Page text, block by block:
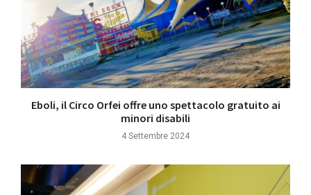
Eboli, il Circo Orfei offre uno spettacolo gratuito ai
minori disabili
4 Settembre 2024